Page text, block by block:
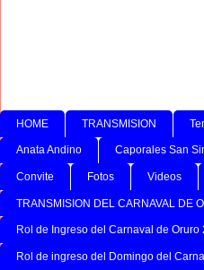
HOME TRANSMISION
Anata Andino Caporales San
Convite Fotos Videos
TRANSMISION DEL CARNAVAL DE
Rol de Ingreso del Carnaval de Oruro
Rol de ingreso del Domingo del